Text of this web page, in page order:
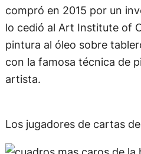
compró en 2015 por un
lo cedió al Art Institute of
pintura al óleo sobre
con la famosa técnica de
artista.
Los jugadores de cartas